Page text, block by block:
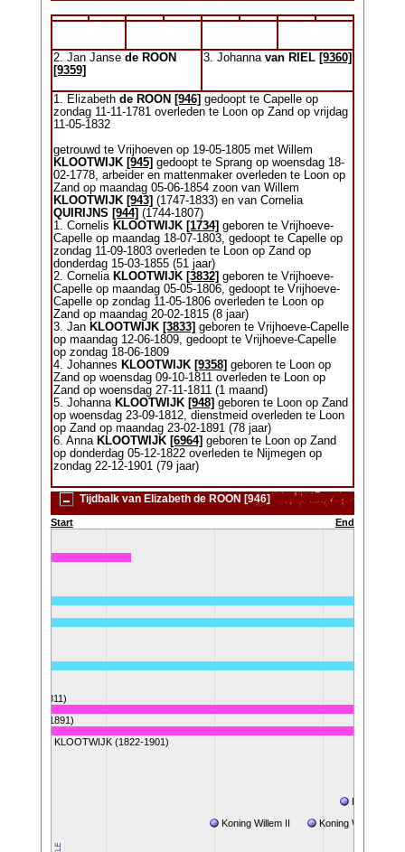
2. Jan Janse de ROON
[9359]
3. Johanna van RIEL [9360]
1. Elizabeth de ROON [946] gedoopt te Capelle op
zondag 11-11-1781 overleden te Loon op Zand op vrijdag
11-05-1832
getrouwd te Vrijhoeven op 19-05-1805 met Willem
KLOOTWIJK [945] gedoopt te Sprang op woensdag 18-
02-1778, arbeider en mattenmaker overleden te Loon op
Zand op maandag 05-06-1854 zoon van Willem
KLOOTWIJK [943] (1747-1833) en van Cornelia
QUIRIJNS [944] (1744-1807)
1. Cornelis KLOOTWIJK [1734] geboren te Vrijhoeve-
Capelle op maandag 18-07-1803, gedoopt te Capelle op
zondag 11-09-1803 overleden te Loon op Zand op
donderdag 15-03-1855 (51 jaar)
2. Cornelia KLOOTWIJK [3832] geboren te Vrijhoeve-
Capelle op maandag 05-05-1806, gedoopt te Vrijhoeve-
Capelle op zondag 11-05-1806 overleden te Loon op
Zand op maandag 20-02-1815 (8 jaar)
3. Jan KLOOTWIJK [3833] geboren te Vrijhoeve-Capelle
op maandag 12-06-1809, gedoopt te Vrijhoeve-Capelle
op zondag 18-06-1809
4. Johannes KLOOTWIJK [9358] geboren te Loon op
Zand op woensdag 09-10-1811 overleden te Loon op
Zand op woensdag 27-11-1811 (1 maand)
5. Johanna KLOOTWIJK [948] geboren te Loon op Zand
op woensdag 23-09-1812, dienstmeid overleden te Loon
op Zand op maandag 23-02-1891 (78 jaar)
6. Anna KLOOTWIJK [6964] geboren te Loon op Zand
op donderdag 05-12-1822 overleden te Nijmegen op
zondag 22-12-1901 (79 jaar)
Tijdbalk van Elizabeth de ROON [946]
Start End
Koning Willem III
Koning Willem II
Anna KLOOTWIJK (1822-1901)
(1812-1891)
(1811-1811)